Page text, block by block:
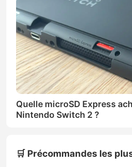
Quelle microSD Express
Nintendo Switch 2 ?
🛒 Précommandes les